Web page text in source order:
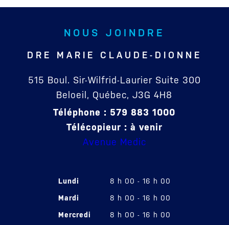
NOUS JOINDRE
DRE MARIE CLAUDE-DIONNE
515 Boul. Sir-Wilfrid-Laurier Suite 300
Beloeil, Québec, J3G 4H8
Téléphone : 579 883 1000
Télécopieur : à venir
Avenue Medic
Lundi 8 h 00 - 16 h 00
Mardi 8 h 00 - 16 h 00
Mercredi 8 h 00 - 16 h 00